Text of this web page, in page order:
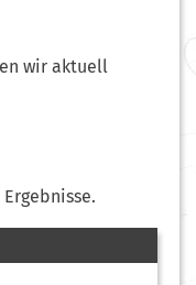
wir aktuell